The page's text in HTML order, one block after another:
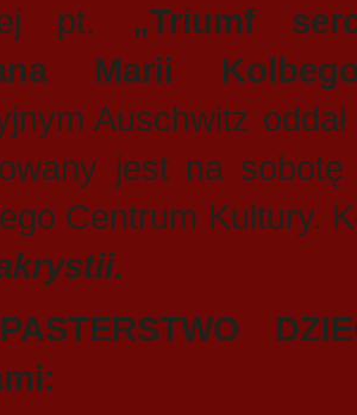
pt. „Triumf
Marii
Auschwitz
jest na
Centrum Kultury.